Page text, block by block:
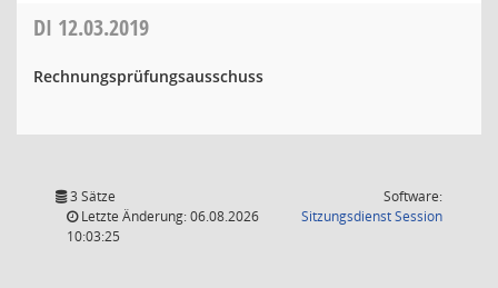
DI 12.03.2019
Rechnungsprüfungsausschuss
3 Sätze
Letzte Änderung: 06.08.2026
10:03:25
Software:
SitzungsdienstSession(Wird in